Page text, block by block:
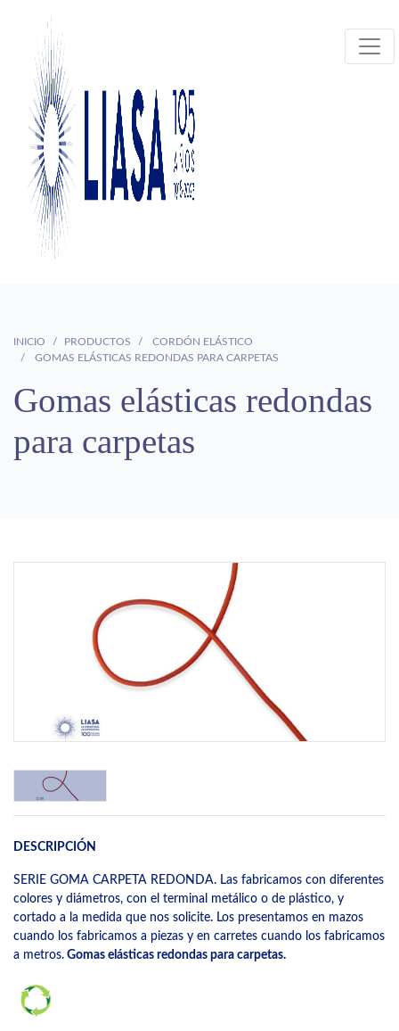
INICIO PRODUCTOS
CORDÓN ELÁSTICO
GOMAS ELÁSTICAS REDONDAS PARA CARPETAS
Gomas elásticas redondas
para carpetas
DESCRIPCIÓN
SERIE GOMA CARPETA REDONDA. Las fabricamos con diferentes
colores y diámetros, con el terminal metálico o de plástico, y
cortado a la medida que nos solicite. Los presentamos en mazos
cuando los fabricamos a piezas y en carretes cuando los fabricamos
a metros. Gomas elásticas redondas para carpetas.